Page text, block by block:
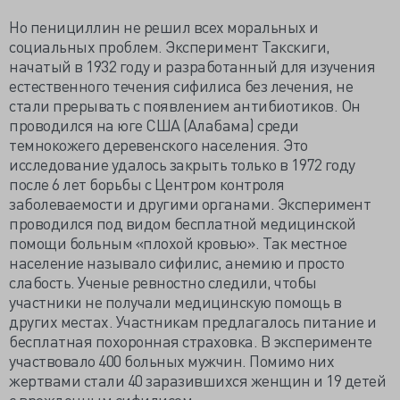
Но пенициллин не решил всех моральных и
социальных проблем. Эксперимент Такскиги,
начатый в 1932 году и разработанный для изучения
естественного течения сифилиса без лечения, не
стали прерывать с появлением антибиотиков. Он
проводился на юге США (Алабама) среди
темнокожего деревенского населения. Это
исследование удалось закрыть только в 1972 году
после 6 лет борьбы с Центром контроля
заболеваемости и другими органами. Эксперимент
проводился под видом бесплатной медицинской
помощи больным «плохой кровью». Так местное
население называло сифилис, анемию и просто
слабость. Ученые ревностно следили, чтобы
участники не получали медицинскую помощь в
других местах. Участникам предлагалось питание и
бесплатная похоронная страховка. В эксперименте
участвовало 400 больных мужчин. Помимо них
жертвами стали 40 заразившихся женщин и 19 детей